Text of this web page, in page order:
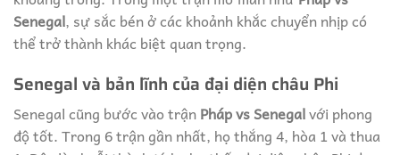
Senegal, sự sắc bén ở các khoảnh khắc chuyển nhịp có
thể trở thành khác biệt quan trọng.
Senegal và bản lĩnh của đại diện châu Phi
Senegal cũng bước vào trậnPháp vs Senegalvới phong
độ tốt. Trong 6 trận gần nhất, họ thắng 4, hòa 1 và thua